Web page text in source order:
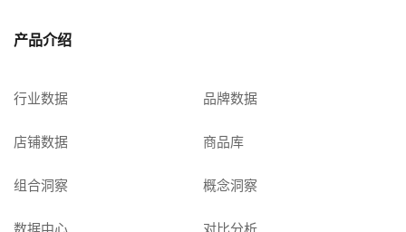
产品介绍
行业数据 品牌数据
店铺数据 商品库
组合洞察 概念洞察
数据中心 对比分析